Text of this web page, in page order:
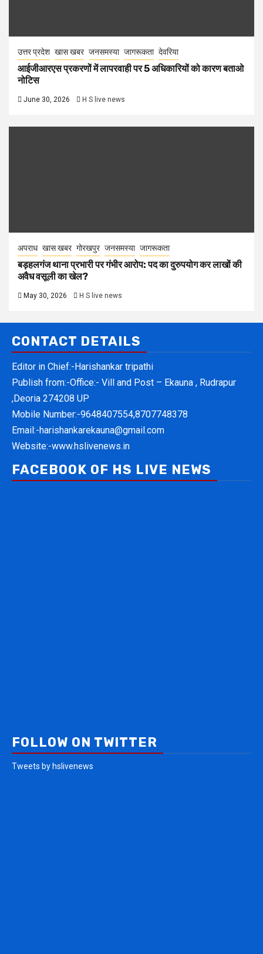
उत्तर प्रदेश खास खबर जनसमस्या जागरूकता देवरिया
आईजीआरएस प्रकरणों में लापरवाही पर 5 अधिकारियों को कारण बताओ
नोटिस
June 30, 2026 H S live news
अपराध खास खबर गोरखपुर जनसमस्या जागरूकता
बड़हलगंज थाना प्रभारी पर गंभीर आरोप: पद का दुरुपयोग कर लाखों की
अवैध वसूली का खेल?
May 30, 2026 H S live news
CONTACT DETAILS
Editor in Chief:-Harishankar tripathi
Publish from:-Office:- Vill and Post – Ekauna , Rudrapur
,Deoria 274208 UP
Mobile Number:-9648407554,8707748378
Email:-harishankarekauna@gmail.com
Website:-www.hslivenews.in
FACEBOOK OF HS LIVE NEWS
FOLLOW ON TWITTER
Tweets by hslivenews